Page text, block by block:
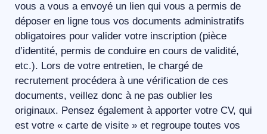
vous a vous a envoyé un lien qui vous a permis de
déposer en ligne tous vos documents administratifs
obligatoires pour valider votre inscription (pièce
d’identité, permis de conduire en cours de validité,
etc.). Lors de votre entretien, le chargé de
recrutement procédera à une vérification de ces
documents, veillez donc à ne pas oublier les
originaux. Pensez également à apporter votre CV, qui
est votre « carte de visite » et regroupe toutes vos